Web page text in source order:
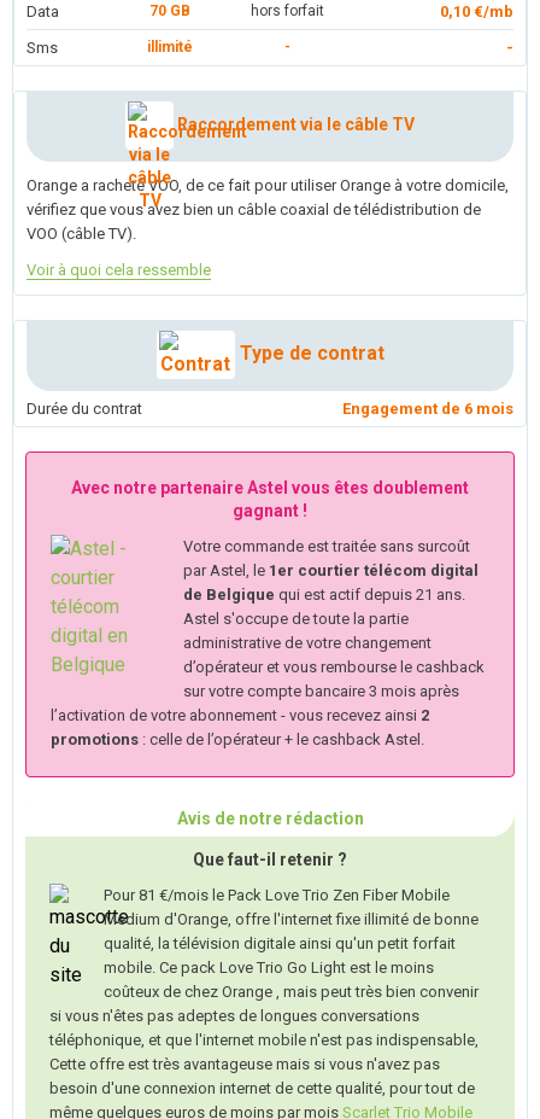
Data
70 GB hors forfait
0,10 €/mb
Sms
illimité - -
Raccordement via le câble TV
Orange a racheté VOO, de ce fait pour utiliser Orange à votre domicile,
vérifiez que vous avez bien un câble coaxial de télédistribution de
VOO (câble TV).
Voir à quoi cela ressemble
Type de contrat
Durée du contrat Engagement de 6 mois
Avec notre partenaire Astel vous êtes doublement
gagnant !
Votre commande est traitée sans surcoût
par Astel, le 1er courtier télécom digital
de Belgique qui est actif depuis 21 ans.
Astel s'occupe de toute la partie
administrative de votre changement
d’opérateur et vous rembourse le cashback
sur votre compte bancaire 3 mois après
l’activation de votre abonnement - vous recevez ainsi 2
promotions : celle de l’opérateur + le cashback Astel.
Avis de notre rédaction
Que faut-il retenir ?
Pour 81 €/mois le Pack Love Trio Zen Fiber Mobile
Medium d'Orange, offre l'internet fixe illimité de bonne
qualité, la télévision digitale ainsi qu'un petit forfait
mobile. Ce pack Love Trio Go Light est le moins
coûteux de chez Orange , mais peut très bien convenir
si vous n'êtes pas adeptes de longues conversations
téléphonique, et que l'internet mobile n'est pas indispensable,
Cette offre est très avantageuse mais si vous n'avez pas
besoin d'une connexion internet de cette qualité, pour tout de
même quelques euros de moins par mois Scarlet Trio Mobile